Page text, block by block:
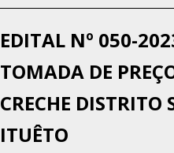
EDITAL Nº 050-
TOMADA DE
CRECHE DISTRITO
ITUÊTO